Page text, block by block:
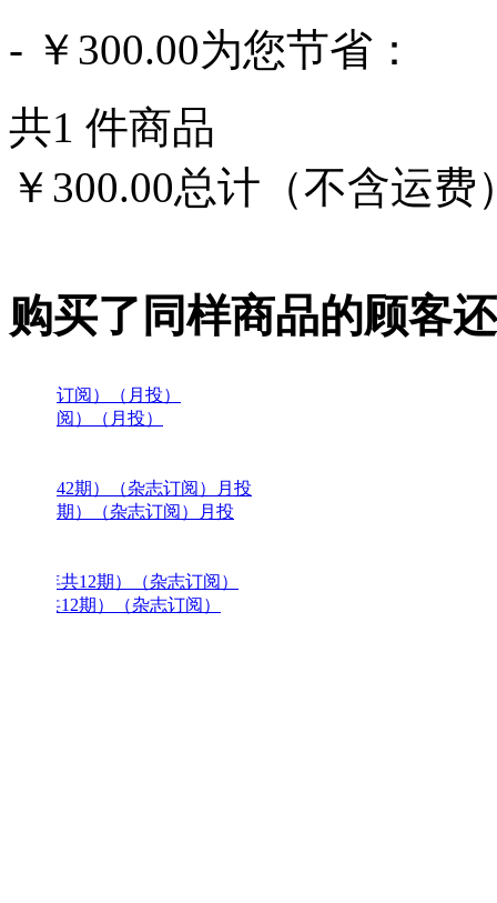
- ￥300.00为您节省：
共1 件商品
￥300.00总计（不含运费
购买了同样商品的顾客
￥169 100折
加入购物车